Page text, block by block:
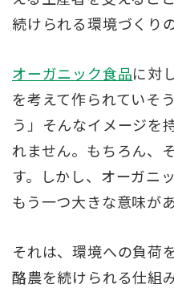
続けられる環境づくり
オーガニック食品に対
を考えて作られていそ
う」そんなイメージを
れません。もちろん、
す。しかし、オーガニ
もう一つ大きな意味が
それは、環境への負荷
酪農を続けられる仕組